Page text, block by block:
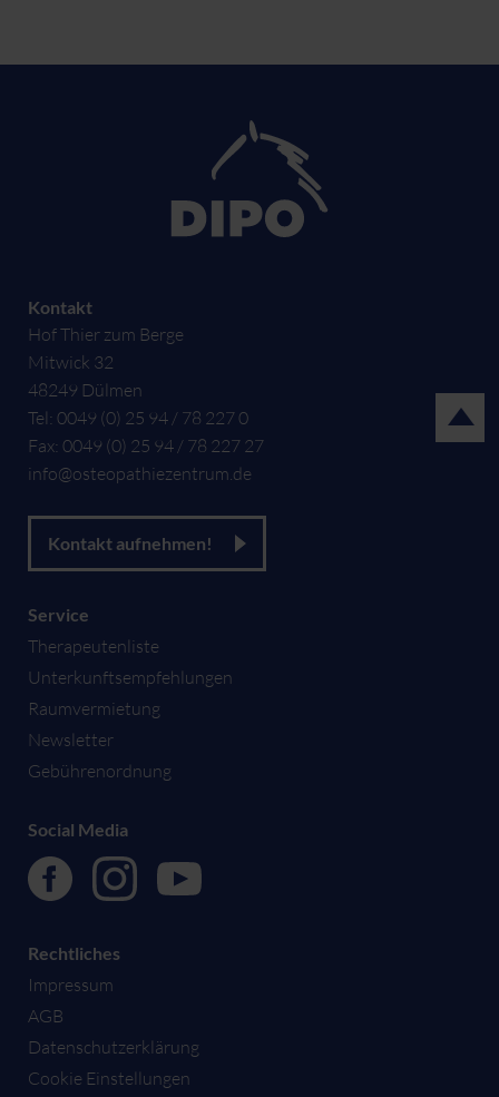
Kontakt
Hof Thier zum Berge
Mitwick 32
48249 Dülmen
Tel: 0049 (0) 25 94 / 78 227 0
Fax: 0049 (0) 25 94 / 78 227 27
info@osteopathiezentrum.de
Kontakt aufnehmen!
Service
Therapeutenliste
Unterkunftsempfehlungen
Raumvermietung
Newsletter
Gebührenordnung
Social Media
Rechtliches
Impressum
AGB
Datenschutzerklärung
Cookie Einstellungen